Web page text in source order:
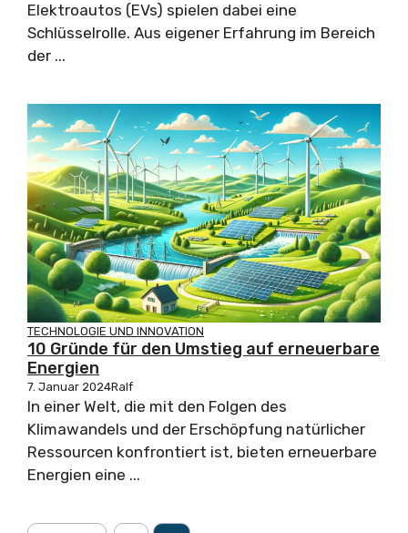
Elektroautos (EVs) spielen dabei eine
Schlüsselrolle. Aus eigener Erfahrung im Bereich
der ...
TECHNOLOGIE UND INNOVATION
10 Gründe für den Umstieg auf erneuerbare
Energien
7. Januar 2024Ralf
In einer Welt, die mit den Folgen des
Klimawandels und der Erschöpfung natürlicher
Ressourcen konfrontiert ist, bieten erneuerbare
Energien eine ...